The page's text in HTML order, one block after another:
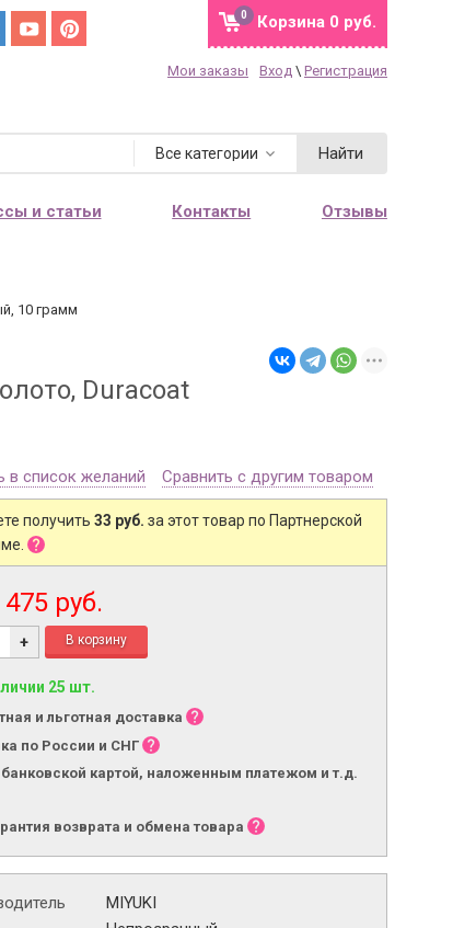
Корзина 0 руб.
0
Мои заказы Вход \ Регистрация
Все категории Найти
и статьи Контакты Отзывы
10 грамм
Duracoat
в список желаний Сравнить с другим товаром
получить 33 руб. за этот товар по Партнерской
475 руб.
+
25 шт.
и льготная доставка
по России и СНГ
банковской картой, наложенным платежом и т.д.
возврата и обмена товара
MIYUKI